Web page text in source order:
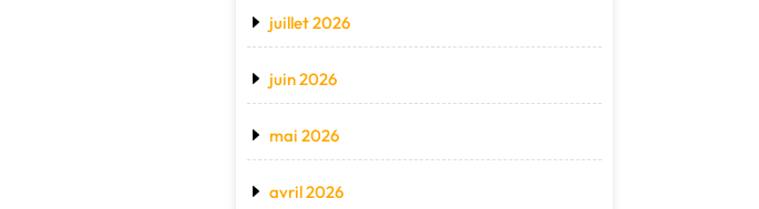
juillet 2026
juin 2026
mai 2026
avril 2026